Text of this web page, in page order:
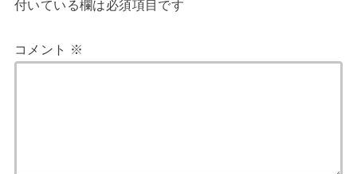
付いている欄は必須項目です
コメント ※